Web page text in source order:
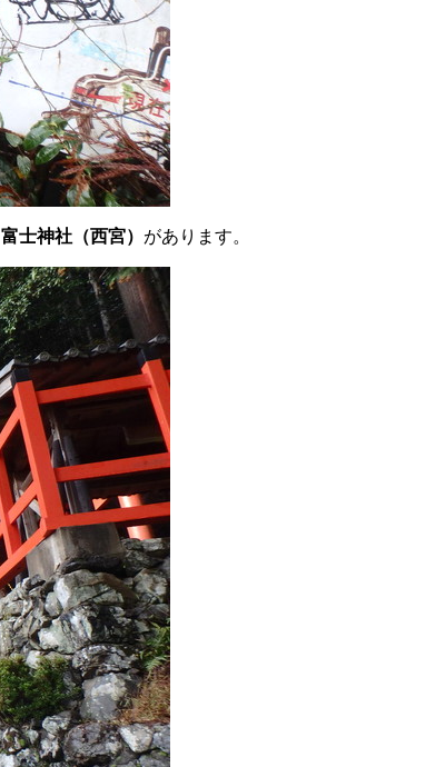
富士神社（西宮） があります。